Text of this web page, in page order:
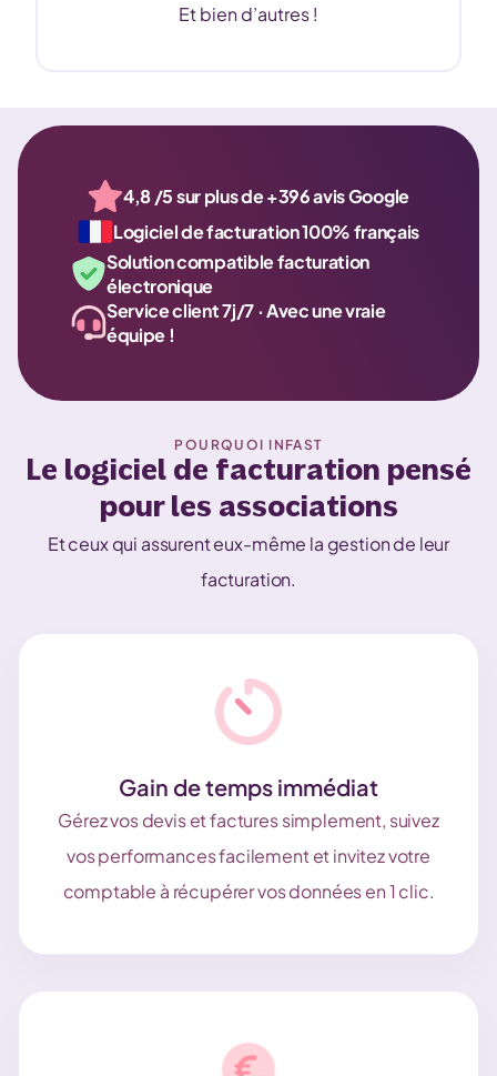
Et bien d’autres !
4,8 /5 sur plus de +396 avis Google
Logiciel de facturation 100% français
Solution compatible facturation
électronique
Service client 7j/7 · Avec une vraie
équipe !
POURQUOI INFAST
Le logiciel de facturation pensé
pour les associations
Et ceux qui assurent eux-même la gestion de leur
facturation.
Gain de temps immédiat
Gérez vos devis et factures simplement, suivez
vos performances facilement et invitez votre
comptable à récupérer vos données en 1 clic.